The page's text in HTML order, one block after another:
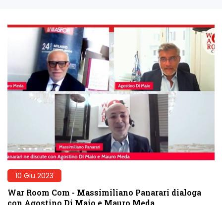
10 Giu 2023
War Room Com - Massimiliano Panarari dialoga
con Agostino Di Maio e Mauro Meda